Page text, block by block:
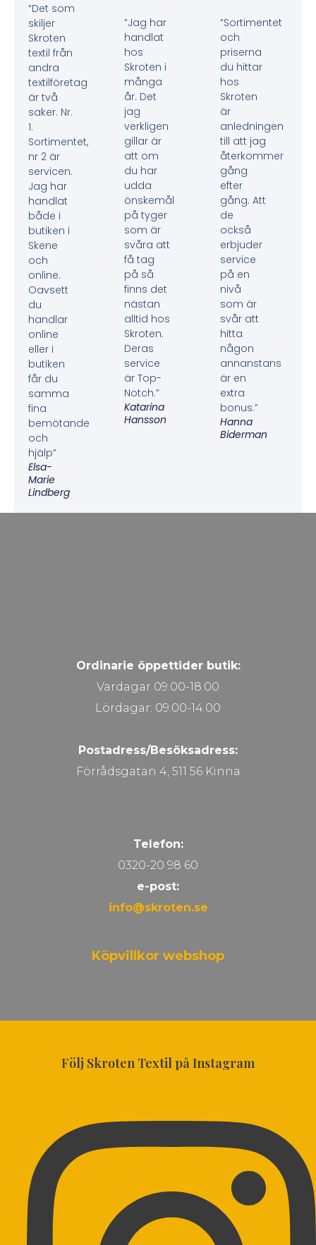
“Det som
skiljer
Skroten
textil från
andra
textilföretag
är två
saker. Nr.
1.
Sortimentet,
nr 2 är
servicen.
Jag har
handlat
både i
butiken i
Skene
och
online.
Oavsett
du
handlar
online
eller i
butiken
får du
samma
fina
bemötande
och
hjälp”
Elsa-
Marie
Lindberg
“Jag har
handlat
hos
Skroten i
många
år. Det
jag
verkligen
gillar är
att om
du har
udda
önskemål
på tyger
som är
svåra att
få tag
på så
finns det
nästan
alltid hos
Skroten.
Deras
service
är Top-
Notch.”
Katarina
Hansson
“Sortimentet
och
priserna
du hittar
hos
Skroten
är
anledningen
till att jag
återkommer
gång
efter
gång. Att
de
också
erbjuder
service
på en
nivå
som är
svår att
hitta
någon
annanstans
är en
extra
bonus.”
Hanna
Biderman
Ordinarie öppettider butik:
Vardagar 09.00-18.00
Lördagar: 09.00-14.00
Postadress/Besöksadress:
Förrådsgatan 4, 511 56 Kinna
Telefon:
0320-20 98 60
e-post:
info@skroten.se
Köpvillkor webshop
Följ Skroten Textil på Instagram